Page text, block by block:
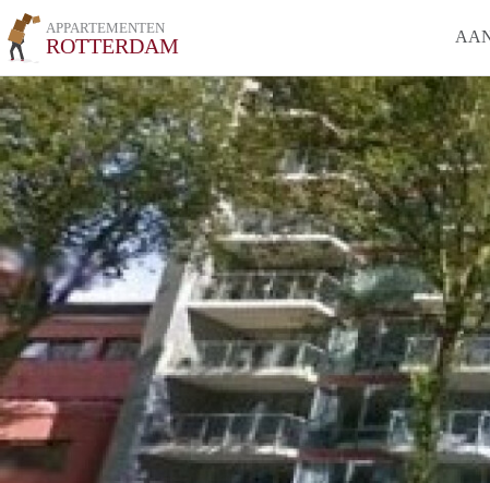
APPARTEMENTEN
ROTTERDAM